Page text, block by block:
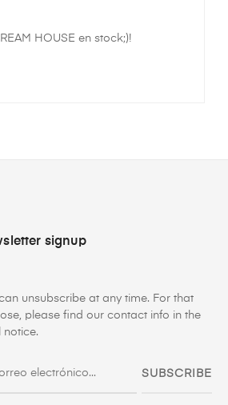
HOUSE en stock;)!
signup
unsubscribe at any time. For that
please find our contact info in the
notice.
SUBSCRIBE